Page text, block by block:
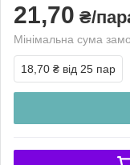
21,70 ₴/
Мінімальна сума
18,70 ₴ від 25 пар